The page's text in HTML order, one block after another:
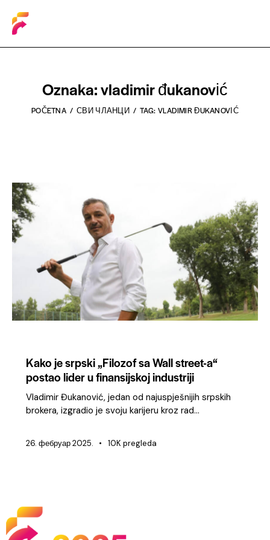
Oznaka: vladimir đukanović
POČETNA СВИ ЧЛАНЦИ TAG: VLADIMIR ĐUKANOVIĆ
Kako je srpski „Filozof sa Wall street-a“
postao lider u finansijskoj industriji
Vladimir Đukanović, jedan od najuspješnijih srpskih
brokera, izgradio je svoju karijeru kroz rad…
26. фебруар 2025. 10K pregleda